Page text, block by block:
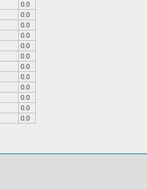
0.0
0.0
0.0
0.0
0.0
0.0
0.0
0.0
0.0
0.0
0.0
0.0